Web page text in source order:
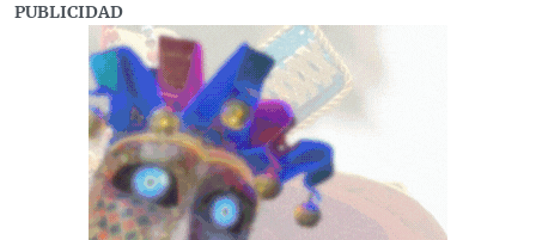
PUBLICIDAD